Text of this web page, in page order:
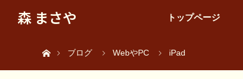
森 まさや トップページ
ブログ
WebやPC iPad